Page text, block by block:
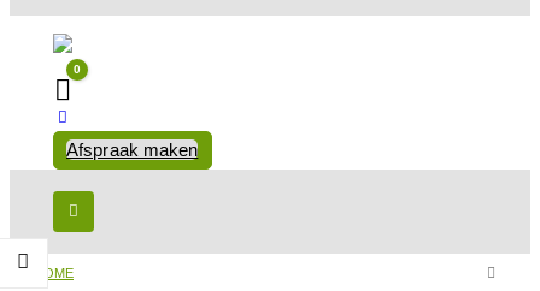
Winkelwagen
0
Afspraak maken
HOME